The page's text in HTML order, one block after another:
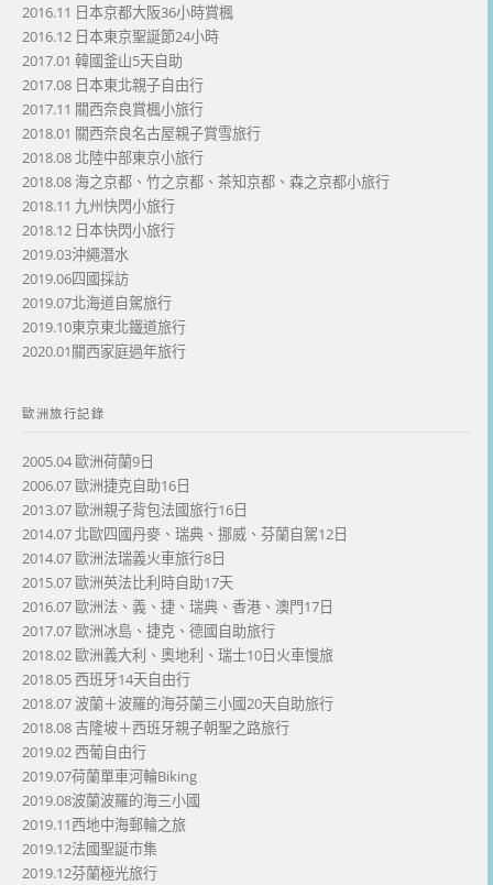
2016.11 日本京都大阪36小時賞楓
2016.12 日本東京聖誕節24小時
2017.01 韓國釜山5天自助
2017.08 日本東北親子自由行
2017.11 關西奈良賞楓小旅行
2018.01 關西奈良名古屋親子賞雪旅行
2018.08 北陸中部東京小旅行
2018.08 海之京都、竹之京都、茶知京都、森之京都小旅行
2018.11 九州快閃小旅行
2018.12 日本快閃小旅行
2019.03沖繩潛水
2019.06四國採訪
2019.07北海道自駕旅行
2019.10東京東北鐵道旅行
2020.01關西家庭過年旅行
歐洲旅行記錄
2005.04 歐洲荷蘭9日
2006.07 歐洲捷克自助16日
2013.07 歐洲親子背包法國旅行16日
2014.07 北歐四國丹麥、瑞典、挪威、芬蘭自駕12日
2014.07 歐洲法瑞義火車旅行8日
2015.07 歐洲英法比利時自助17天
2016.07 歐洲法、義、捷、瑞典、香港、澳門17日
2017.07 歐洲冰島、捷克、德國自助旅行
2018.02 歐洲義大利、奧地利、瑞士10日火車慢旅
2018.05 西班牙14天自由行
2018.07 波蘭＋波羅的海芬蘭三小國20天自助旅行
2018.08 吉隆坡＋西班牙親子朝聖之路旅行
2019.02 西葡自由行
2019.07荷蘭單車河輪Biking
2019.08波蘭波羅的海三小國
2019.11西地中海郵輪之旅
2019.12法國聖誕市集
2019.12芬蘭極光旅行